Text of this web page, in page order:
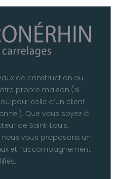
de construction ou
propre maison (si
pour celle d’un client
Que vous soyez à
de Saint-Louis,
nous vous proposons un
et l’accompagnement